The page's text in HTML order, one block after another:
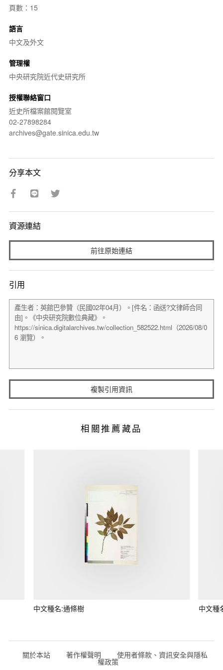
頁數：15
語言
中文及外文
管理權
中央研究院近代史研究所
授權聯絡窗口
近史所檔案館閱覽室
02-27898284
archives@gate.sinica.edu.tw
分享本文
資源連結
前往原始連結
引用
複製引用資訊
相關推薦藏品
中文種名:通條樹 中文種
關於本站 著作權聲明 使用者條款、資訊安全與隱私
權政策